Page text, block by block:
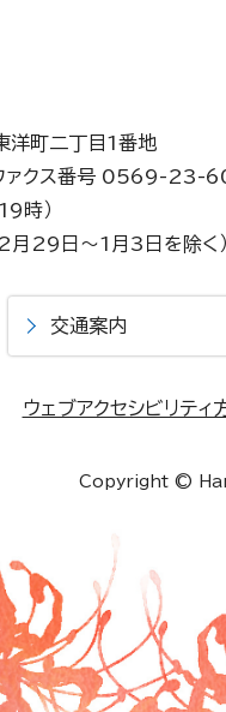
町二丁目1番地
ァクス番号 0569-23-
時）
月29日～1月3日を除く）
交通案内
ウェブアクセシビリティ
Copyright ©